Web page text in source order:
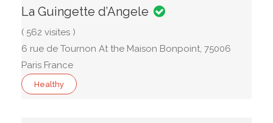
La Guingette d’Angele
( 562 visites )
6 rue de Tournon At the Maison Bonpoint, 75006
Paris France
Healthy